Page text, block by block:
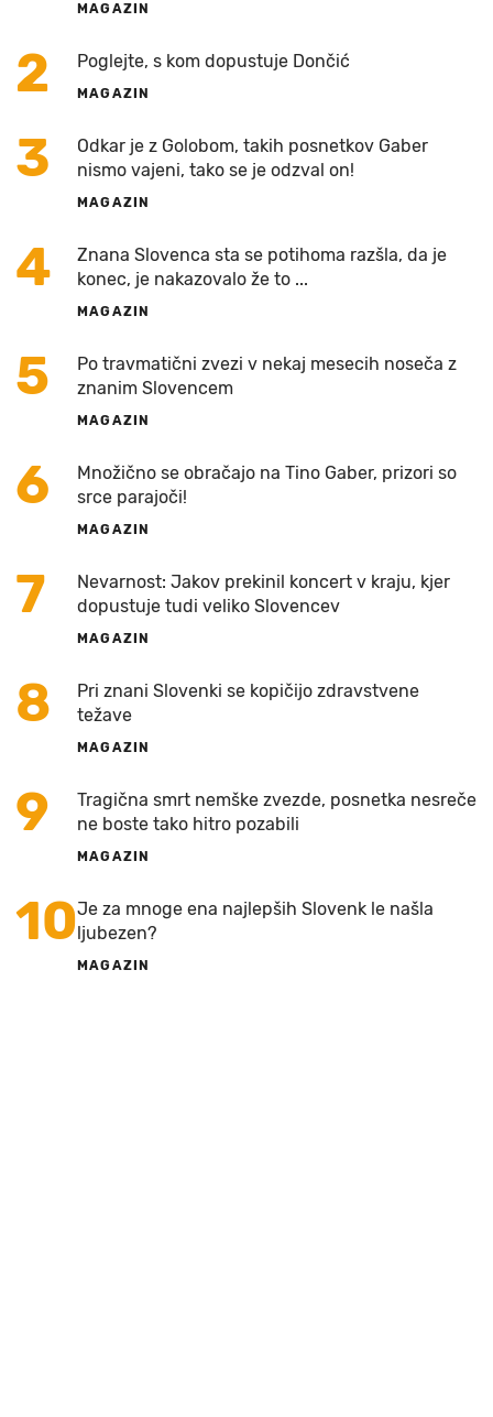
MAGAZIN
2 Poglejte, s kom dopustuje Dončić
MAGAZIN
3
Odkar je z Golobom, takih posnetkov Gaber
nismo vajeni, tako se je odzval on!
MAGAZIN
4
Znana Slovenca sta se potihoma razšla, da je
konec, je nakazovalo že to ...
MAGAZIN
5
Po travmatični zvezi v nekaj mesecih noseča z
znanim Slovencem
MAGAZIN
6
Množično se obračajo na Tino Gaber, prizori so
srce parajoči!
MAGAZIN
7
Nevarnost: Jakov prekinil koncert v kraju, kjer
dopustuje tudi veliko Slovencev
MAGAZIN
8
Pri znani Slovenki se kopičijo zdravstvene
težave
MAGAZIN
9
Tragična smrt nemške zvezde, posnetka nesreče
ne boste tako hitro pozabili
MAGAZIN
10Je za mnoge ena najlepših Slovenk le našla
ljubezen?
MAGAZIN